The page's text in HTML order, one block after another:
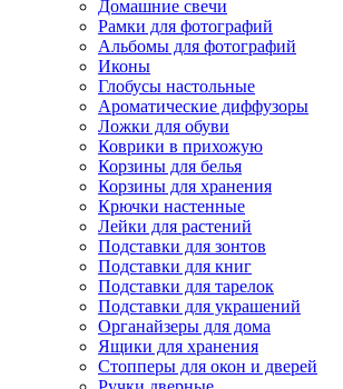
Домашние свечи
Рамки для фотографий
Альбомы для фотографий
Иконы
Глобусы настольные
Ароматические диффузоры
Ложки для обуви
Коврики в прихожую
Корзины для белья
Корзины для хранения
Крючки настенные
Лейки для растений
Подставки для зонтов
Подставки для книг
Подставки для тарелок
Подставки для украшений
Органайзеры для дома
Ящики для хранения
Стопперы для окон и дверей